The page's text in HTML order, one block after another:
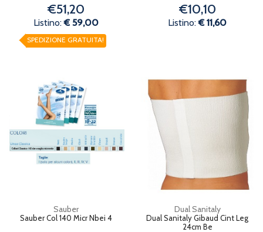
€51,20
Listino:€ 59,00
SPEDIZIONE GRATUITA!
€10,10
Listino:€ 11,60
Sauber
Sauber Col 140 Micr Nbei 4
Dual Sanitaly
Dual Sanitaly Gibaud Cint Leg
24cm Be